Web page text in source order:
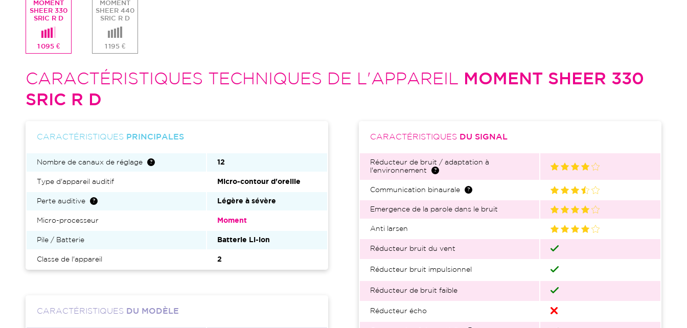
MOMENT
SHEER 330
SRIC R D
1 095 €
MOMENT
SHEER 440
SRIC R D
1 195 €
CARACTÉRISTIQUES TECHNIQUES DE L'APPAREIL
MOMENT SHEER 330
SRIC R D
CARACTÉRISTIQUES PRINCIPALES
Nombre de canaux de réglage 12
Type d'appareil auditif Micro-contour d'oreille
Perte auditive Légère à sévère
Micro-processeur Moment
Pile / Batterie Batterie Li-ion
Classe de l'appareil 2
CARACTÉRISTIQUES DU MODÈLE
CARACTÉRISTIQUES DU SIGNAL
Réducteur de bruit / adaptation à
l'environnement
Communication binaurale
Emergence de la parole dans le bruit
Anti larsen
Réducteur bruit du vent
Réducteur bruit impulsionnel
Réducteur de bruit faible
Réducteur écho